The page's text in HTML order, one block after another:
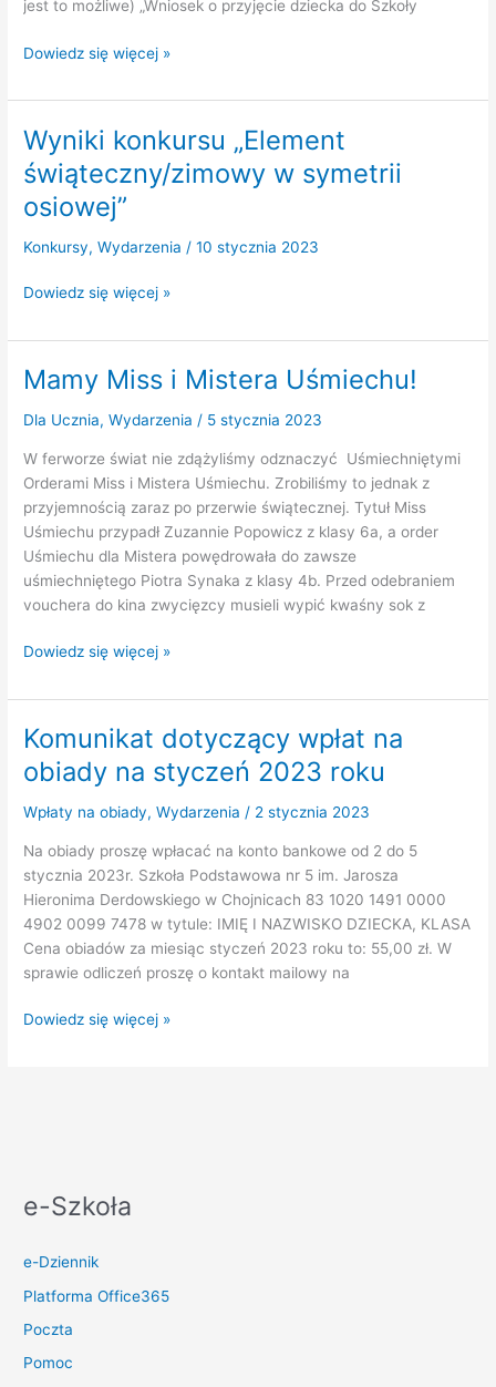
jest to możliwe) „Wniosek o przyjęcie dziecka do Szkoły
Wniosek
przyjęcie
do
Szkoły
Podstawowej
w
języku
(Заява
зарахування
дитини
до
початкової
українською
мовою)
Dowiedz się więcej »
Wyniki konkursu „Element
świąteczny/zimowy w symetrii
osiowej”
Konkursy,Wydarzenia /10 stycznia 2023
Wyniki
„Element
świąteczny/zimowy
w
symetrii
Dowiedz się więcej »
Mamy Miss i Mistera Uśmiechu!
Dla Ucznia,Wydarzenia / 5 stycznia 2023
W ferworze świat nie zdążyliśmy odznaczyć Uśmiechniętymi
Orderami Miss i Mistera Uśmiechu. Zrobiliśmy to jednak z
przyjemnością zaraz po przerwie świątecznej. Tytuł Miss
Uśmiechu przypadł Zuzannie Popowicz z klasy 6a, a order
Uśmiechu dla Mistera powędrowała do zawsze
uśmiechniętego Piotra Synaka z klasy 4b. Przed odebraniem
vouchera do kina zwycięzcy musieli wypić kwaśny sok z
Mamy
i
Mistera
Uśmiechu!
Dowiedz się więcej »
Komunikat dotyczący wpłat na
obiady na styczeń 2023 roku
Wpłaty na obiady,Wydarzenia / 2 stycznia 2023
Na obiady proszę wpłacać na konto bankowe od 2 do 5
stycznia 2023r. Szkoła Podstawowa nr 5 im. Jarosza
Hieronima Derdowskiego w Chojnicach 83 1020 1491 0000
4902 0099 7478 w tytule: IMIĘ I NAZWISKO DZIECKA, KLASA
Cena obiadów za miesiąc styczeń 2023 roku to: 55,00 zł. W
sprawie odliczeń proszę o kontakt mailowy na
Komunikat
roku
Dowiedz się więcej »
e-Szkoła
e-Dziennik
Platforma Office365
Poczta
Pomoc